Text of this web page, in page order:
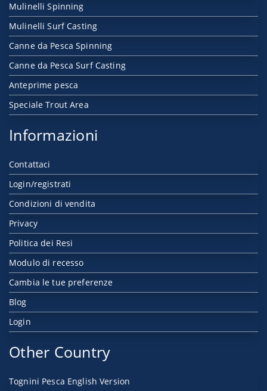
Mulinelli Spinning
Mulinelli Surf Casting
Canne da Pesca Spinning
Canne da Pesca Surf Casting
Anteprime pesca
Speciale Trout Area
Informazioni
Contattaci
Login/registrati
Condizioni di vendita
Privacy
Politica dei Resi
Modulo di recesso
Cambia le tue preferenze
Blog
Login
Other Country
Tognini Pesca English Version